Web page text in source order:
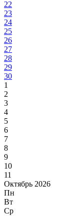
22
23
24
25
26
27
28
29
30
1
2
3
4
5
6
7
8
9
10
11
Октябрь 2026
Пн
Вт
Ср